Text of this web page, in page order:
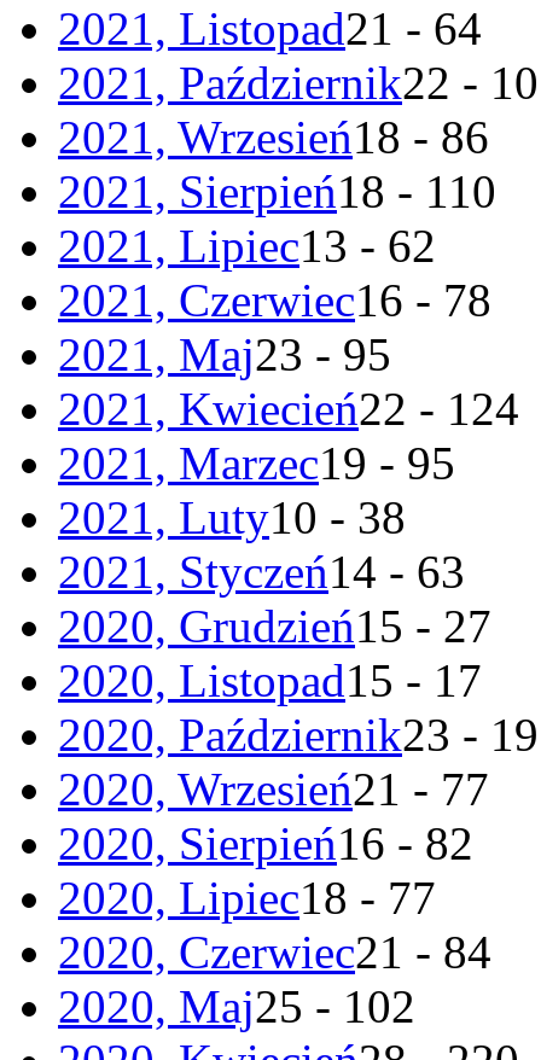
2021, Listopad21 - 64
2021, Październik22 -
2021, Wrzesień18 - 86
2021, Sierpień18 - 110
2021, Lipiec13 - 62
2021, Czerwiec16 - 78
2021, Maj23 - 95
2021, Kwiecień22 - 124
2021, Marzec19 - 95
2021, Luty10 - 38
2021, Styczeń14 - 63
2020, Grudzień15 - 27
2020, Listopad15 - 17
2020, Październik23 - 19
2020, Wrzesień21 - 77
2020, Sierpień16 - 82
2020, Lipiec18 - 77
2020, Czerwiec21 - 84
2020, Maj25 - 102